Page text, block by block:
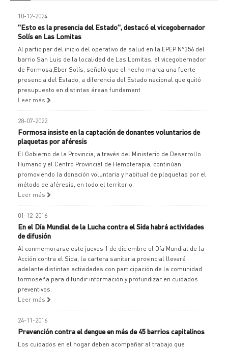
10-12-2024
"Esto es la presencia del Estado", destacó el vicegobernador
Solís en Las Lomitas
Al participar del inicio del operativo de salud en la EPEP N°356 del
barrio San Luis de la localidad de Las Lomitas, el vicegobernador
de Formosa,Eber Solís, señaló que el hecho marca una fuerte
presencia del Estado, a diferencia del Estado nacional que quitó
presupuesto en distintas áreas fundament
Leer más
28-07-2022
Formosa insiste en la captación de donantes voluntarios de
plaquetas por aféresis
El Gobierno de la Provincia, a través del Ministerio de Desarrollo
Humano y el Centro Provincial de Hemoterapia, continúan
promoviendo la donación voluntaria y habitual de plaquetas por el
método de aféresis, en todo el territorio.
Leer más
01-12-2016
En el Día Mundial de la Lucha contra el Sida habrá actividades
de difusión
Al conmemorarse este jueves 1 de diciembre el Día Mundial de la
Acción contra el Sida, la cartera sanitaria provincial llevará
adelante distintas actividades con participación de la comunidad
formoseña para difundir información y profundizar en cuidados
preventivos.
Leer más
24-11-2016
Prevención contra el dengue en más de 45 barrios capitalinos
Los cuidados en el hogar deben acompañar al trabajo que